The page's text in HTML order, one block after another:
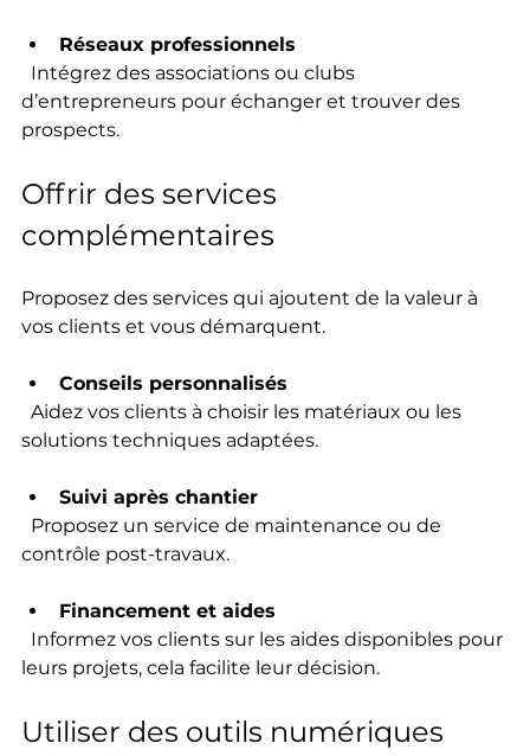
Réseaux professionnels
d’entrepreneurs pour échanger et trouver des
prospects.
Offrir des services
complémentaires
Proposez des services qui ajoutent de la valeur à
vos clients et vous démarquent.
Conseils personnalisés
solutions techniques adaptées.
Suivi après chantier
contrôle post-travaux.
Financement et aides
leurs projets, cela facilite leur décision.
Utiliser des outils numériques